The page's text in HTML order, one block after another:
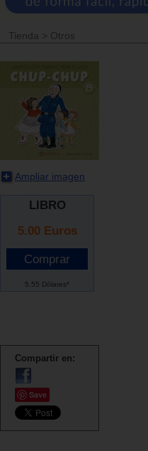
Tienda > Otros
Ampliar imagen
LIBRO
5.00 Euros
5.55 Dólares*
Compartir en:
Save